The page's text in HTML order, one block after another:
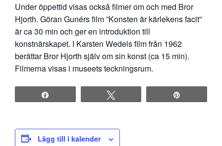
Under öppettid visas också filmer om och med Bror
Hjorth. Göran Gunérs film ”Konsten är kärlekens facit”
är ca 30 min och ger en introduktion till
konstnärskapet. I Karsten Wedels film från 1962
berättar Bror Hjorth själv om sin konst (ca 15 min).
Filmerna visas i museets teckningsrum.
Lägg till i kalender